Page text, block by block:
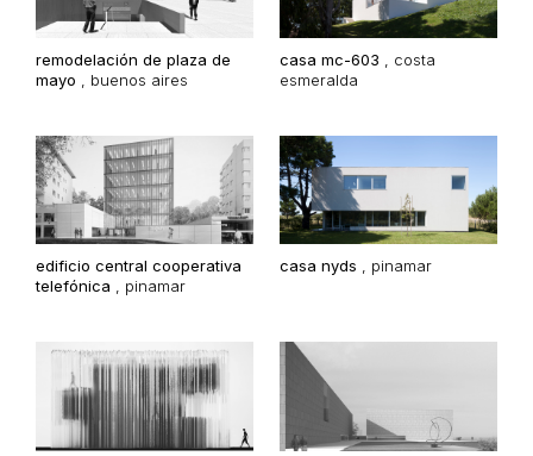
remodelación de plaza de
mayo
buenos aires
casa mc-603
costa
esmeralda
edificio central cooperativa
telefónica
pinamar
casa nyds pinamar